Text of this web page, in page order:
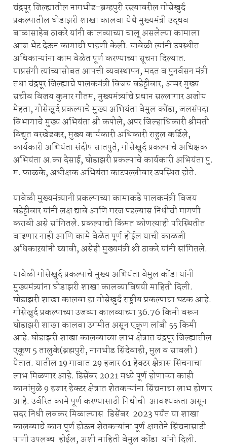
चंद्रपूर जिल्ह्यातील नागभीड-ब्रम्हपुरी रस्त्यावरील गोसेखुर्द
प्रकल्पातील घोडाझरी शाखा कालवा येथे मुख्यमंत्री उद्धव
बाळासाहेब ठाकरे यांनी कालव्याच्या चालू असलेल्या कामाला
आज भेट देऊन कामाची पाहणी केली. यावेळी त्यांनी उपस्थीत
अधिकाऱ्यांना काम वेळेत पूर्ण करण्याच्या सूचना दिल्यात.
याप्रसंगी त्यांच्यासोबत आपत्ती व्यवस्थापन, मदत व पुनर्वसन मंत्री
तथा चंद्रपूर जिल्ह्याचे पालकमंत्री विजय वडेट्टीवार, अप्पर मुख्य
सचीव विजय कुमार गौतम, मुख्यमंत्र्यांचे प्रधान सल्लागार अजोय
मेहता, गोसेखुर्द प्रकल्पाचे मुख्य अभियंता वेमुल कोंडा, जलसंपदा
विभागाचे मुख्य अभियंता श्री कपोले, अपर जिल्हाधिकारी श्रीमती
विद्युत वरखेडकर, मुख्य कार्यकारी अधिकारी राहुल कर्डिले,
कार्यकारी अभियंता संदीप सातपुते, गोसेखुर्द प्रकल्पाचे अधिक्षक
अभियंता अ.का देसाई, घोडाझरी प्रकल्पाचे कार्यकारी अभियंता पु.
म. फाळके, अधीक्षक अभियंता काटपल्लीवार उपस्थित होते.
यावेळी मुख्यमंत्र्यानी प्रकल्पाच्या कामाकडे पालकमंत्री विजय
वडेट्टीवार यांनी लक्ष द्यावे आणि गरज पडल्यास निधीची मागणी
करावी असे सांगितले. प्रकल्पाची किंमत कोणत्याही परिस्थितीत
वाढणार नाही आणि कामे वेळेत पूर्ण होईल याची काळजी
अधिकाऱयांनी घ्यावी, असेही मुख्यमंत्री श्री ठाकरे यांनी सांगितले.
यावेळी गोसेखुर्द प्रकल्पाचे मुख्य अभियंता वेमुल कोंडा यांनी
मुख्यमंत्र्यांना घोडाझरी शाखा कालव्याविषयी माहिती दिली.
घोडाझरी शाखा कालवा हा गोसेखुर्द राष्ट्रीय प्रकल्पाचा घटक आहे.
गोसेखुर्द प्रकल्पाच्या उजव्या कालव्याच्या 36.76 किमी वरून
घोडाझरी शाखा कालवा उगमीत असून एकूण लांबी 55 किमी
आहे. घोडाझरी शाखा कालव्याच्या लाभ क्षेत्रात चंद्रपूर जिल्ह्यातील
एकूण 5 तालुके(ब्रह्मपुरी, नागभीड सिंदेवाही, मुल व सावली )
येतात. यातील 19 गावात 29 हजार 61 हेक्टर क्षेत्रास सिंचनाचा
लाभ मिळणार आहे. डिसेंबर 2021 मध्ये पूर्ण होणाऱ्या काही
कामांमुळे 9 हजार हेक्टर क्षेत्रात शेतकऱ्यांना सिंचनाचा लाभ होणार
आहे. उर्वरित कामे पूर्ण करण्यासाठी निधीची आवश्यकता असून
सदर निधी लवकर मिळाल्यास डिसेंबर 2023 पर्यंत या शाखा
कालव्याचे काम पूर्ण होऊन शेतकऱ्यांना पूर्ण क्षमतेने सिंचनासाठी
पाणी उपलब्ध होईल, अशी माहिती वेमुल कोंडा यांनी दिली.